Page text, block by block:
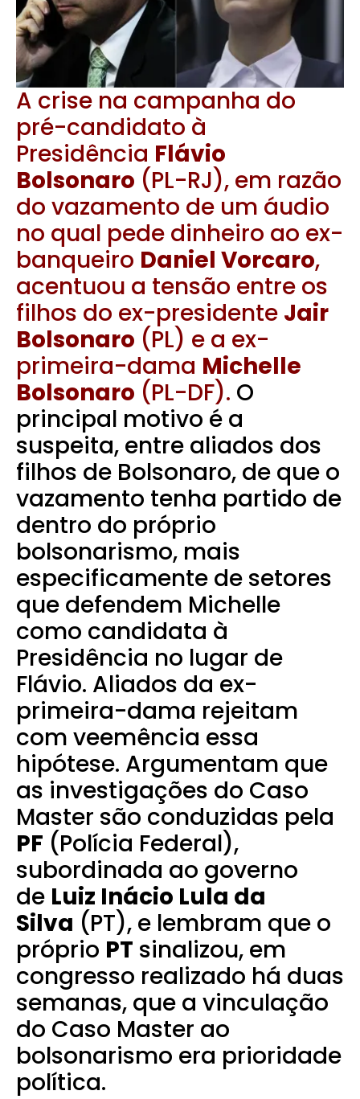
A crise na campanha do
pré-candidato à
Presidência Flávio
Bolsonaro (PL-RJ), em razão
do vazamento de um áudio
no qual pede dinheiro ao ex-
banqueiro Daniel Vorcaro,
acentuou a tensão entre os
filhos do ex-presidente Jair
Bolsonaro (PL) e a ex-
primeira-dama Michelle
Bolsonaro (PL-DF). O
principal motivo é a
suspeita, entre aliados dos
filhos de Bolsonaro, de que o
vazamento tenha partido de
dentro do próprio
bolsonarismo, mais
especificamente de setores
que defendem Michelle
como candidata à
Presidência no lugar de
Flávio. Aliados da ex-
primeira-dama rejeitam
com veemência essa
hipótese. Argumentam que
as investigações do Caso
Master são conduzidas pela
PF (Polícia Federal),
subordinada ao governo
de Luiz Inácio Lula da
Silva (PT), e lembram que o
próprio PT sinalizou, em
congresso realizado há duas
semanas, que a vinculação
do Caso Master ao
bolsonarismo era prioridade
política.